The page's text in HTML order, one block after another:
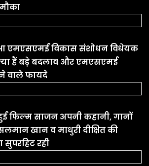
एमएसएमई विकास संशोधन विधेयक
हैं बड़े बदलाव और एमएसएमई
वाले फायदे
फिल्म साजन अपनी कहानी, गानों
खान व माधुरी दीक्षित की
रही